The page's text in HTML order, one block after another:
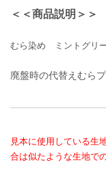
＜＜商品説明＞＞
むら染め ミントグリ
廃盤時の代替えむら
見本に使用している生
合は似たような生地で